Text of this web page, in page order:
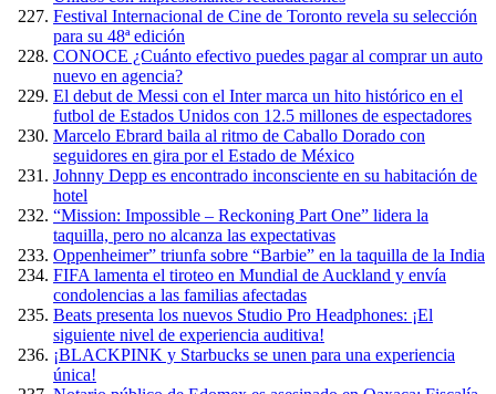
Festival Internacional de Cine de Toronto revela su selección
para su 48ª edición
CONOCE ¿Cuánto efectivo puedes pagar al comprar un auto
nuevo en agencia?
El debut de Messi con el Inter marca un hito histórico en el
futbol de Estados Unidos con 12.5 millones de espectadores
Marcelo Ebrard baila al ritmo de Caballo Dorado con
seguidores en gira por el Estado de México
Johnny Depp es encontrado inconsciente en su habitación de
hotel
“Mission: Impossible – Reckoning Part One” lidera la
taquilla, pero no alcanza las expectativas
Oppenheimer” triunfa sobre “Barbie” en la taquilla de la India
FIFA lamenta el tiroteo en Mundial de Auckland y envía
condolencias a las familias afectadas
Beats presenta los nuevos Studio Pro Headphones: ¡El
siguiente nivel de experiencia auditiva!
¡BLACKPINK y Starbucks se unen para una experiencia
única!